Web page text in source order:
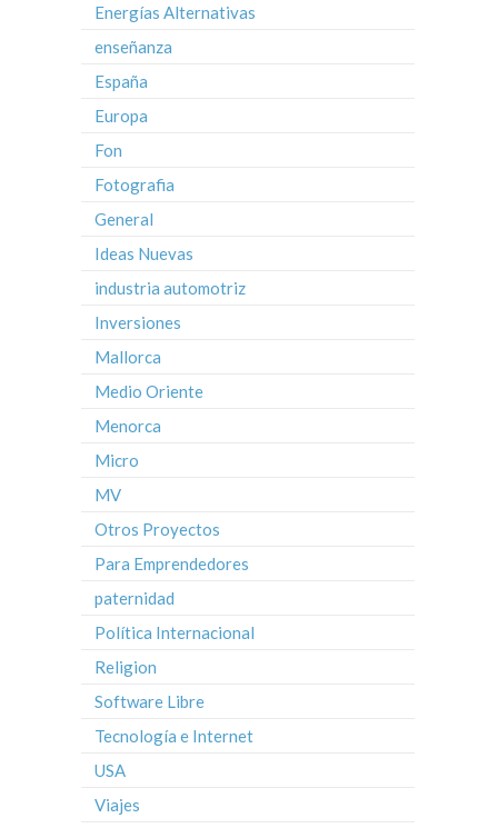
Energías Alternativas
enseñanza
España
Europa
Fon
Fotografia
General
Ideas Nuevas
industria automotriz
Inversiones
Mallorca
Medio Oriente
Menorca
Micro
MV
Otros Proyectos
Para Emprendedores
paternidad
Política Internacional
Religion
Software Libre
Tecnología e Internet
USA
Viajes